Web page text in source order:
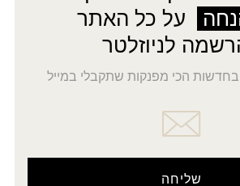
על כל האתר
לניוזלטר
בחדשות הכי מפנקות שתקבלי במייל